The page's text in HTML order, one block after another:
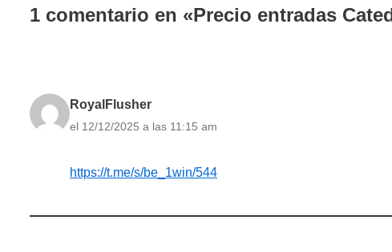
1 comentario en «Precio entradas
RoyalFlusher
el 12/12/2025 a las 11:15 am
https://t.me/s/be_1win/544